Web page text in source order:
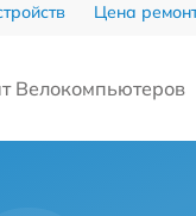
Цена
Велокомпьютеров